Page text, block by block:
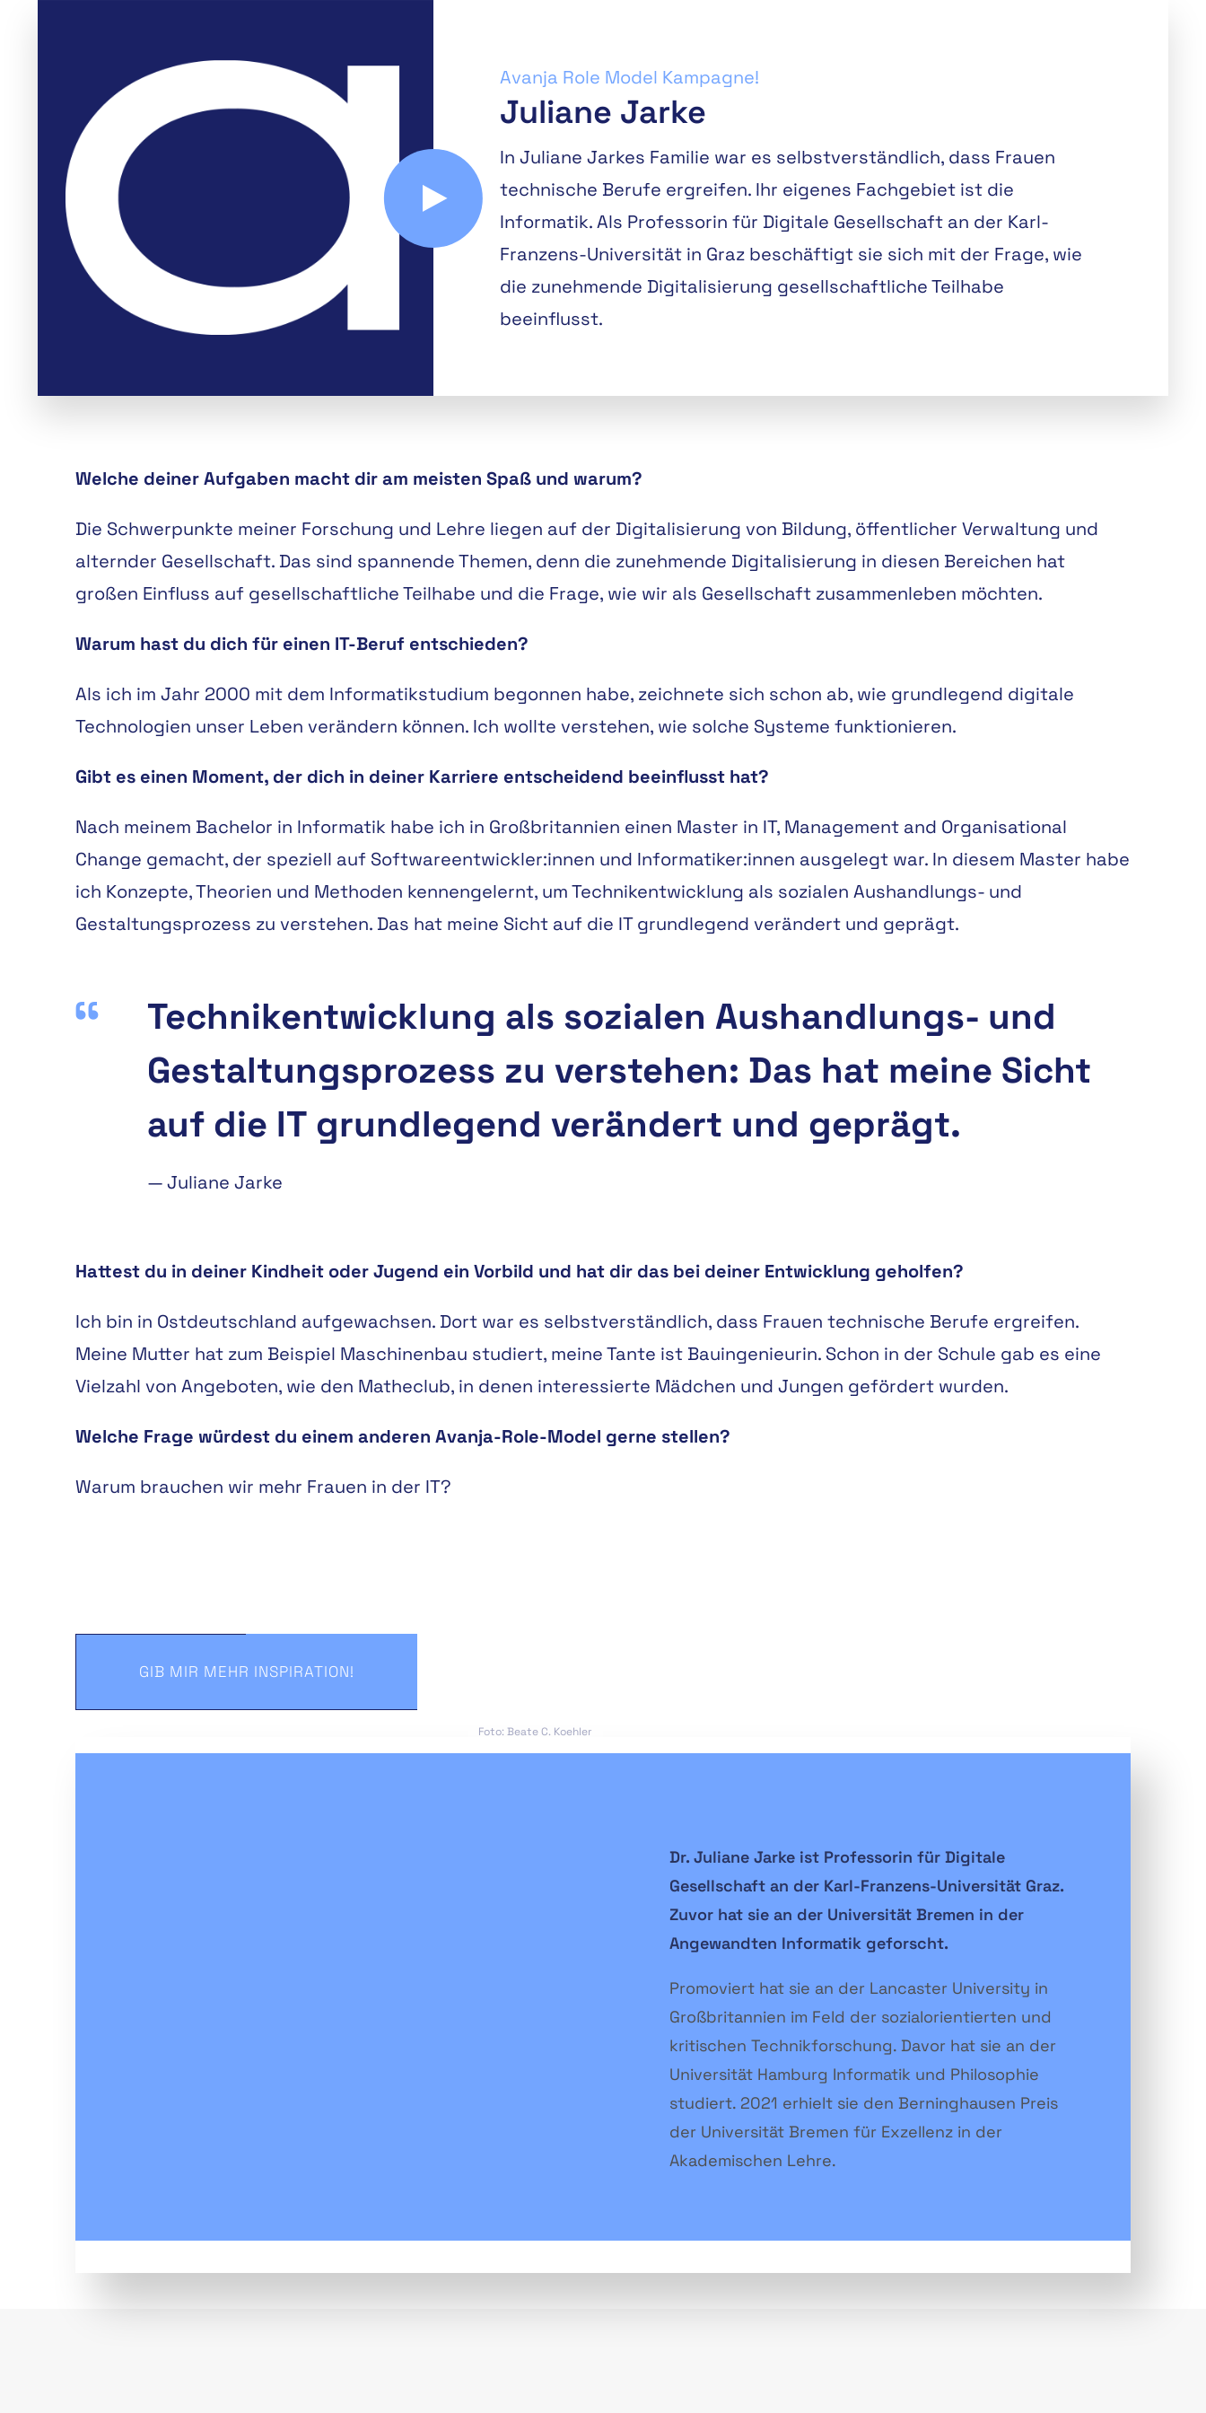
Avanja Role Model Kampagne!
Juliane Jarke
In Juliane Jarkes Familie war es selbstverständlich, dass Frauen
technische Berufe ergreifen. Ihr eigenes Fachgebiet ist die
Informatik. Als Professorin für Digitale Gesellschaft an der Karl-
Franzens-Universität in Graz beschäftigt sie sich mit der Frage, wie
die zunehmende Digitalisierung gesellschaftliche Teilhabe
beeinflusst.
Welche deiner Aufgaben macht dir am meisten Spaß und warum?
Die Schwerpunkte meiner Forschung und Lehre liegen auf der Digitalisierung von Bildung, öffentlicher Verwaltung und
alternder Gesellschaft. Das sind spannende Themen, denn die zunehmende Digitalisierung in diesen Bereichen hat
großen Einfluss auf gesellschaftliche Teilhabe und die Frage, wie wir als Gesellschaft zusammenleben möchten.
Warum hast du dich für einen IT-Beruf entschieden?
Als ich im Jahr 2000 mit dem Informatikstudium begonnen habe, zeichnete sich schon ab, wie grundlegend digitale
Technologien unser Leben verändern können. Ich wollte verstehen, wie solche Systeme funktionieren.
Gibt es einen Moment, der dich in deiner Karriere entscheidend beeinflusst hat?
Nach meinem Bachelor in Informatik habe ich in Großbritannien einen Master in IT, Management and Organisational
Change gemacht, der speziell auf Softwareentwickler:innen und Informatiker:innen ausgelegt war. In diesem Master habe
ich Konzepte, Theorien und Methoden kennengelernt, um Technikentwicklung als sozialen Aushandlungs- und
Gestaltungsprozess zu verstehen. Das hat meine Sicht auf die IT grundlegend verändert und geprägt.
Technikentwicklung als sozialen Aushandlungs- und
Gestaltungsprozess zu verstehen: Das hat meine Sicht
auf die IT grundlegend verändert und geprägt.
—Juliane Jarke
Hattest du in deiner Kindheit oder Jugend ein Vorbild und hat dir das bei deiner Entwicklung geholfen?
Ich bin in Ostdeutschland aufgewachsen. Dort war es selbstverständlich, dass Frauen technische Berufe ergreifen.
Meine Mutter hat zum Beispiel Maschinenbau studiert, meine Tante ist Bauingenieurin. Schon in der Schule gab es eine
Vielzahl von Angeboten, wie den Matheclub, in denen interessierte Mädchen und Jungen gefördert wurden.
Welche Frage würdest du einem anderen Avanja-Role-Model gerne stellen?
Warum brauchen wir mehr Frauen in der IT?
GIB MIR MEHR INSPIRATION!
Foto: Beate C. Koehler
Dr. Juliane Jarke ist Professorin für Digitale
Gesellschaft an der Karl-Franzens-Universität Graz.
Zuvor hat sie an der Universität Bremen in der
Angewandten Informatik geforscht.
Promoviert hat sie an der Lancaster University in
Großbritannien im Feld der sozialorientierten und
kritischen Technikforschung. Davor hat sie an der
Universität Hamburg Informatik und Philosophie
studiert. 2021 erhielt sie den Berninghausen Preis
der Universität Bremen für Exzellenz in der
Akademischen Lehre.